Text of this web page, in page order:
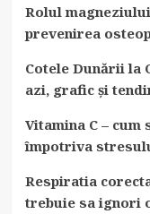
Rolul
prevenirea
Cotele Dunării la
azi, grafic și
Vitamina C –
împotriva
Respiratia
trebuie sa ignori